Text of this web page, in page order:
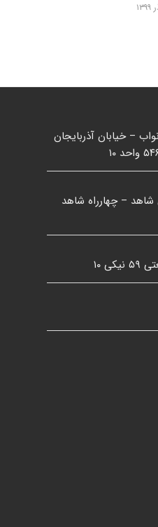
– خیابان آذربایجان
– چهارراه شاهد
۱۰